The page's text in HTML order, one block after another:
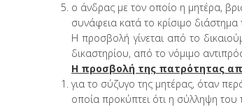
ο άνδρας με τον οποίο η μητέρα,
συνάφεια κατά το κρίσιμο
Η προσβολή γίνεται από το
δικαστηρίου, από το νόμιμο
Η προσβολή της πατρότητας
για το σύζυγο της μητέρας, όταν
οποία προκύπτει ότι η σύλληψη